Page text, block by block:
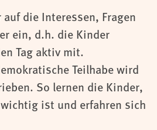
die Interessen, Fragen
ein, d.h. die Kinder
Tag aktiv mit.
Teilhabe wird
So lernen die Kinder,
ist und erfahren sich